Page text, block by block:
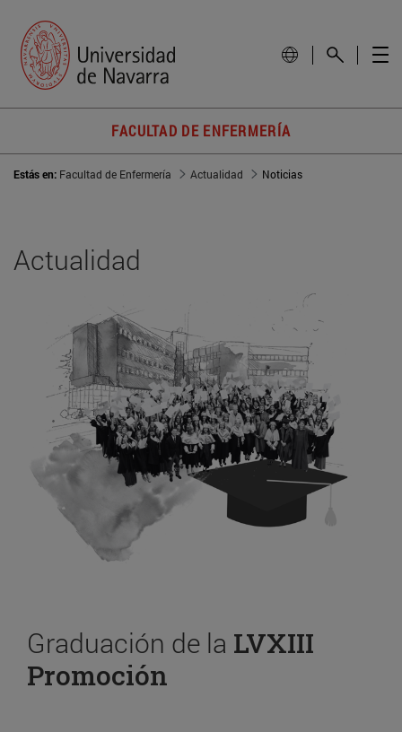
FACULTAD DE ENFERMERÍA
Estás en: Facultad de Enfermería Actualidad Noticias
Actualidad
Graduación de la LVXIII
Promoción